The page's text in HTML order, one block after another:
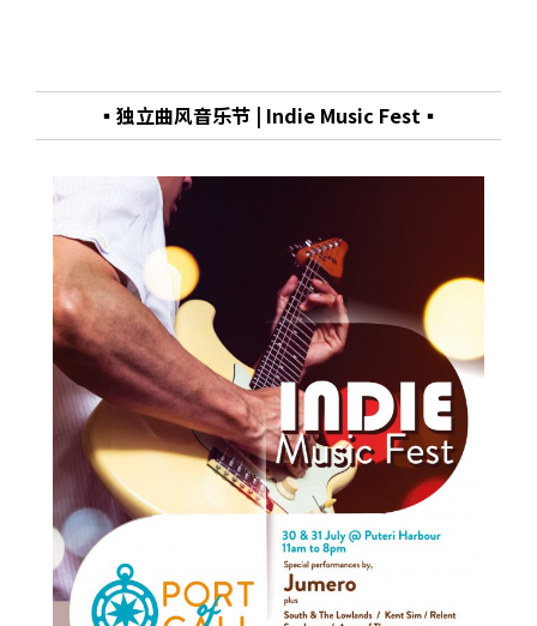
▪独立曲风音乐节 | Indie Music Fest▪